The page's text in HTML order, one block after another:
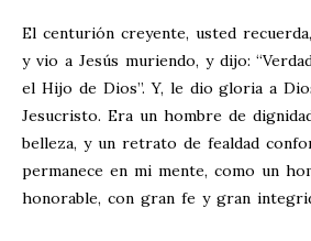
El centurión creyente, usted
y vio a Jesús muriendo, y dijo:
el Hijo de Dios”. Y, le dio gloria a
Jesucristo. Era un hombre de
belleza, y un retrato de fealdad
permanece en mi mente, como un
honorable, con gran fe y gran